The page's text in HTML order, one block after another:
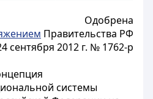
Одобрена
Правительства РФ
сентября 2012 г. № 1762-р
системы